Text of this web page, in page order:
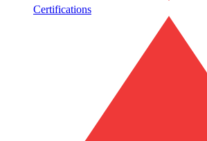
Certifications